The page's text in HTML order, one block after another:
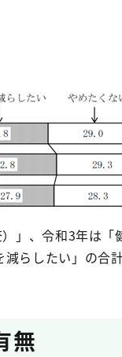
」、令和3年は
減らしたい」の合
無